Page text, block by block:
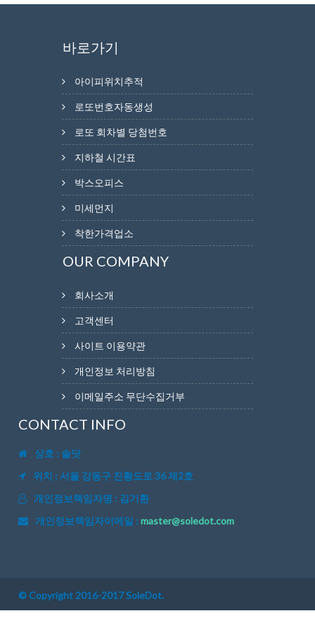
바로가기
아이피위치추적
로또번호자동생성
로또 회차별 당첨번호
지하철 시간표
박스오피스
미세먼지
착한가격업소
OUR COMPANY
회사소개
고객센터
사이트 이용약관
개인정보 처리방침
이메일주소 무단수집거부
CONTACT INFO
상호 : 솔닷
위치 : 서울 강동구 진황도로 36 제2호
개인정보책임자명 : 김기환
개인정보책임자이메일 :master@soledot.com
© Copyright 2016-2017 SoleDot.